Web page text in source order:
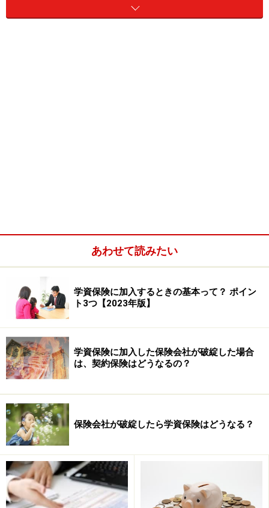
な手段ですが、もし契約している保険会社が破綻した場
学資保険に加入した保険会社が倒産したら？
保険会社のセーフティネットとなる「生命
保険契約者保護機構」
あわせて読みたい
学資保険に加入するときの基本って？ ポイン
ト3つ【2023年版】
学資保険に加入した保険会社が破綻した場合
は、契約保険はどうなるの？
保険会社が破綻したら学資保険はどうなる？